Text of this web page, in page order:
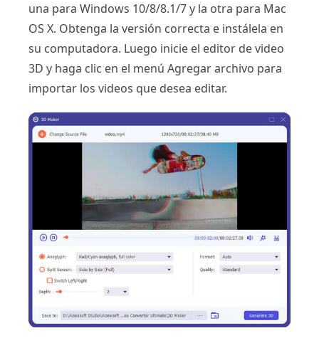
una para Windows 10/8/8.1/7 y la otra para Mac
OS X. Obtenga la versión correcta e instálela en
su computadora. Luego inicie el editor de video
3D y haga clic en el menú Agregar archivo para
importar los videos que desea editar.